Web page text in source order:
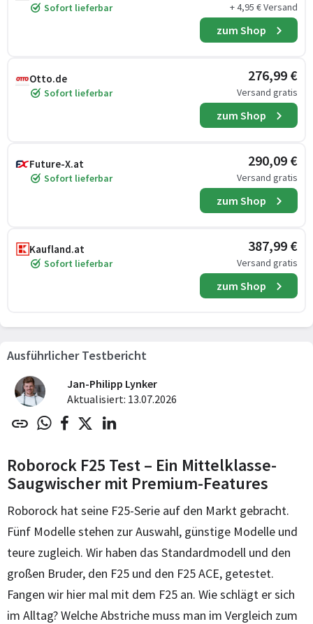
Sofort lieferbar + 4,95 € Versand
zum Shop
Otto.de
Sofort lieferbar
276,99 €
Versand gratis
zum Shop
Future-X.at
Sofort lieferbar
290,09 €
Versand gratis
zum Shop
Kaufland.at
Sofort lieferbar
387,99 €
Versand gratis
zum Shop
Ausführlicher Testbericht
Jan-Philipp Lynker
Aktualisiert: 13.07.2026
Roborock F25 Test – Ein Mittelklasse-
Saugwischer mit Premium-Features
Roborock hat seine F25-Serie auf den Markt gebracht.
Fünf Modelle stehen zur Auswahl, günstige Modelle und
teure zugleich. Wir haben das Standardmodell und den
großen Bruder, den F25 und den F25 ACE, getestet.
Fangen wir hier mal mit dem F25 an. Wie schlägt er sich
im Alltag? Welche Abstriche muss man im Vergleich zum